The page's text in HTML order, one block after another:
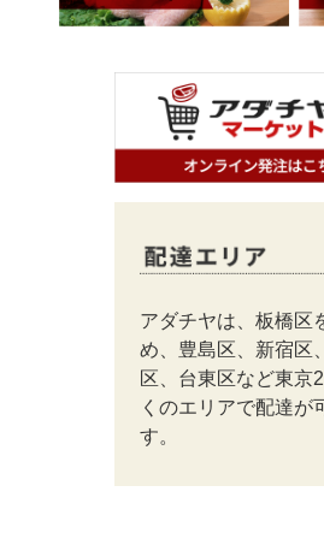
アダチヤは、板橋区
め、豊島区、新宿区
区、台東区など東京
くのエリアで配達が
す。